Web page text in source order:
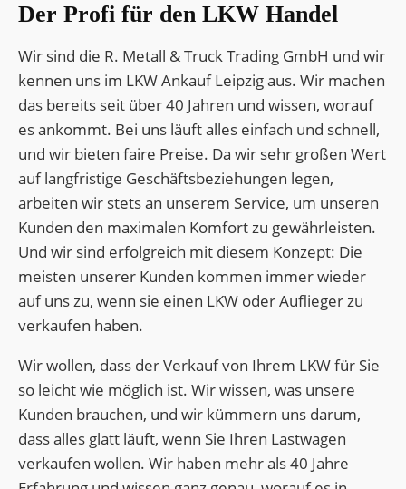
Der Profi für den LKW Handel
Wir sind die R. Metall & Truck Trading GmbH und wir
kennen uns im LKW Ankauf Leipzig aus. Wir machen
das bereits seit über 40 Jahren und wissen, worauf
es ankommt. Bei uns läuft alles einfach und schnell,
und wir bieten faire Preise. Da wir sehr großen Wert
auf langfristige Geschäftsbeziehungen legen,
arbeiten wir stets an unserem Service, um unseren
Kunden den maximalen Komfort zu gewährleisten.
Und wir sind erfolgreich mit diesem Konzept: Die
meisten unserer Kunden kommen immer wieder
auf uns zu, wenn sie einen LKW oder Auflieger zu
verkaufen haben.
Wir wollen, dass der Verkauf von Ihrem LKW für Sie
so leicht wie möglich ist. Wir wissen, was unsere
Kunden brauchen, und wir kümmern uns darum,
dass alles glatt läuft, wenn Sie Ihren Lastwagen
verkaufen wollen. Wir haben mehr als 40 Jahre